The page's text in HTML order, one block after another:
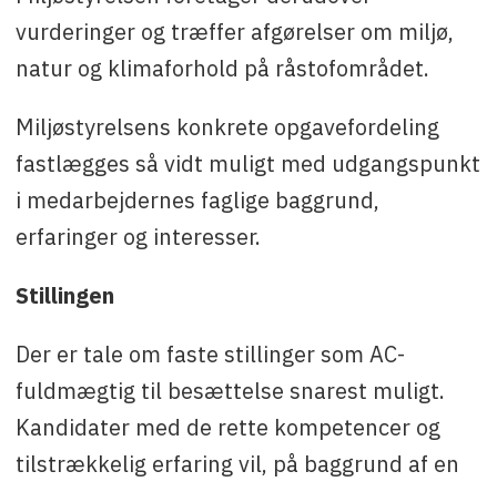
vurderinger og træffer afgørelser om miljø,
natur og klimaforhold på råstofområdet.
Miljøstyrelsens konkrete opgavefordeling
fastlægges så vidt muligt med udgangspunkt
i medarbejdernes faglige baggrund,
erfaringer og interesser.
Stillingen
Der er tale om faste stillinger som AC-
fuldmægtig til besættelse snarest muligt.
Kandidater med de rette kompetencer og
tilstrækkelig erfaring vil, på baggrund af en